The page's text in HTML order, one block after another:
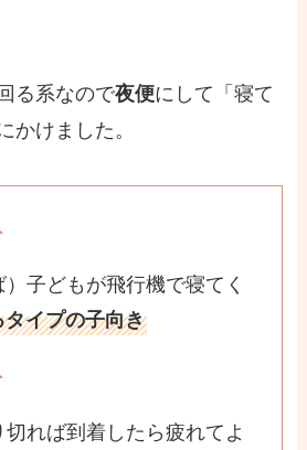
る系なので夜便にして「寝て
かけました。
）子どもが飛行機で寝てく
イプの子向き
れば到着したら疲れてよ